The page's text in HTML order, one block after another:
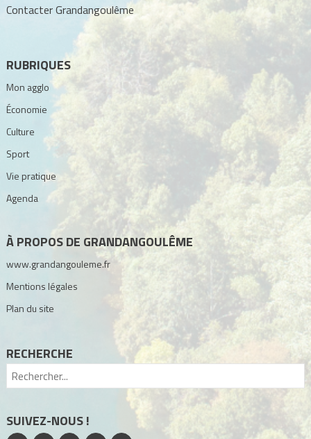
Contacter Grandangoulême
RUBRIQUES
Mon agglo
Économie
Culture
Sport
Vie pratique
Agenda
À PROPOS DE GRANDANGOULÊME
www.grandangouleme.fr
Mentions légales
Plan du site
RECHERCHE
SUIVEZ-NOUS !